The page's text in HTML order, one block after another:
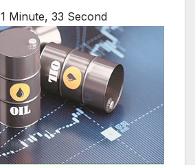
1 Minute, 33 Second